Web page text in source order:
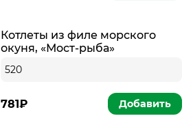
Котлеты из филе морского
окуня, «Мост-рыба»
520
781₽ Добавить